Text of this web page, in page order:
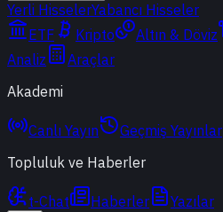
Yerli HisselerYabancı Hisseler
ETF
Kripto Altın & Döviz
Analiz
Araçlar
Akademi
Canlı Yayın Geçmiş Yayınlar
Topluluk ve Haberler
t-Chat Haberler Yazılar